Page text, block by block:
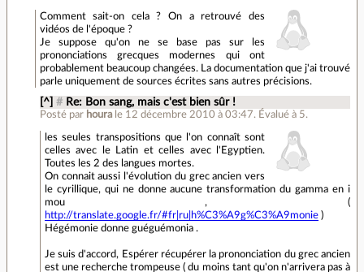
Comment sait-on cela ? On a retrouvé des
vidéos de l'époque ?
Je suppose qu'on ne se base pas sur les
prononciations grecques modernes qui ont
probablement beaucoup changées. La documentation que j'ai trouvé
parle uniquement de sources écrites sans autres précisions.
[^] # Re: Bon sang, mais c'est bien sûr !
Posté par houra le 12 décembre 2010 à 03:47.Évalué à 5.
les seules transpositions que l'on connaît sont
celles avec le Latin et celles avec l'Egyptien.
Toutes les 2 des langues mortes.
On connait aussi l'évolution du grec ancien vers
le cyrillique, qui ne donne aucune transformation du gamma en i
mou , (
http://translate.google.fr/#fr|ru|h%C3%A9g%C3%A9monie)
Hégémonie donne guéguémonia .
Je suis d'accord, Espérer récupérer la prononciation du grec ancien
est une recherche trompeuse ( du moins tant qu'on n'arrivera pas à